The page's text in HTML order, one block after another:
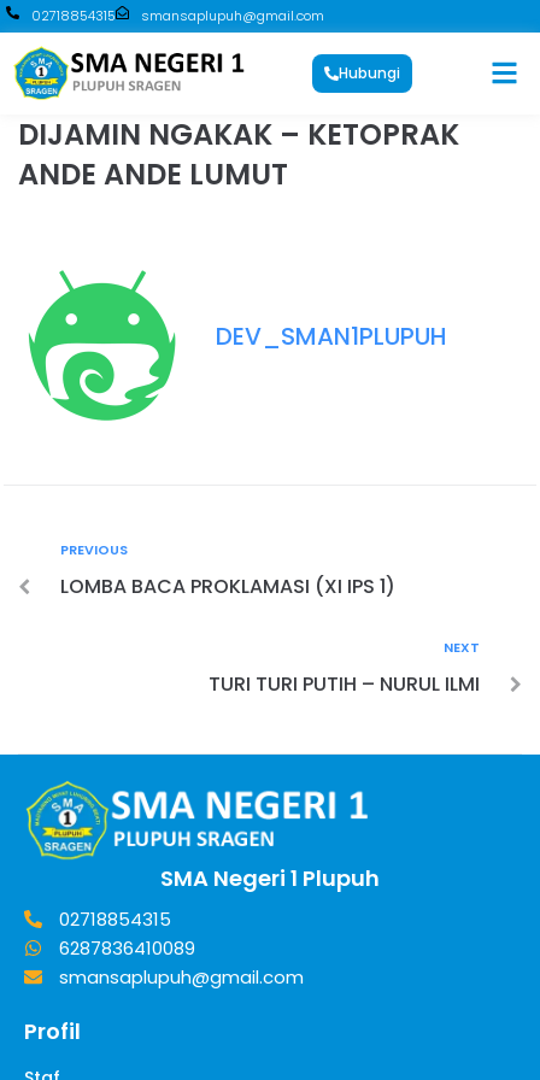
02718854315 smansaplupuh@gmail.com
Hubungi
DIJAMIN NGAKAK – KETOPRAK
ANDE ANDE LUMUT
DEV_SMAN1PLUPUH
PREVIOUS
LOMBA BACA PROKLAMASI (XI IPS 1)
NEXT
TURI TURI PUTIH – NURUL ILMI
SMA Negeri 1 Plupuh
02718854315
6287836410089
smansaplupuh@gmail.com
Profil